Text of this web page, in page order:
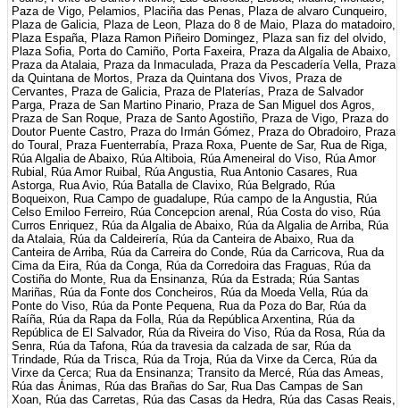
Paza de Vigo, Pelamios, Placiña das Penas, Plaza de alvaro Cunqueiro,
Plaza de Galicia, Plaza de Leon, Plaza do 8 de Maio, Plaza do matadoiro,
Plaza España, Plaza Ramon Piñeiro Domingez, Plaza san fiz del olvido,
Plaza Sofia, Porta do Camiño, Porta Faxeira, Praza da Algalia de Abaixo,
Praza da Atalaia, Praza da Inmaculada, Praza da Pescadería Vella, Praza
da Quintana de Mortos, Praza da Quintana dos Vivos, Praza de
Cervantes, Praza de Galicia, Praza de Platerías, Praza de Salvador
Parga, Praza de San Martino Pinario, Praza de San Miguel dos Agros,
Praza de San Roque, Praza de Santo Agostiño, Praza de Vigo, Praza do
Doutor Puente Castro, Praza do Irmán Gómez, Praza do Obradoiro, Praza
do Toural, Praza Fuenterrabía, Praza Roxa, Puente de Sar, Rua de Riga,
Rúa Algalia de Abaixo, Rúa Altiboia, Rúa Ameneiral do Viso, Rúa Amor
Rubial, Rúa Amor Ruibal, Rúa Angustia, Rua Antonio Casares, Rua
Astorga, Rua Avio, Rúa Batalla de Clavixo, Rúa Belgrado, Rúa
Boqueixon, Rua Campo de guadalupe, Rúa campo de la Angustia, Rúa
Celso Emiloo Ferreiro, Rúa Concepcion arenal, Rúa Costa do viso, Rúa
Curros Enriquez, Rúa da Algalia de Abaixo, Rúa da Algalia de Arriba, Rúa
da Atalaia, Rúa da Caldeirería, Rúa da Canteira de Abaixo, Rua da
Canteira de Arriba, Rúa da Carreira do Conde, Rúa da Carricova, Rua da
Cima da Eira, Rúa da Conga, Rúa da Corredoira das Fraguas, Rúa da
Costiña do Monte, Rua da Ensinanza, Rúa da Estrada; Rúa Santas
Mariñas, Rúa da Fonte dos Concheiros, Rúa da Moeda Vella, Rúa da
Ponte do Viso, Rúa da Ponte Pequena, Rua da Poza do Bar, Rúa da
Raíña, Rúa da Rapa da Folla, Rúa da República Arxentina, Rúa da
República de El Salvador, Rúa da Riveira do Viso, Rúa da Rosa, Rúa da
Senra, Rúa da Tafona, Rúa da travesia da calzada de sar, Rúa da
Trindade, Rúa da Trisca, Rúa da Troja, Rúa da Virxe da Cerca, Rúa da
Virxe da Cerca; Rua da Ensinanza; Transito da Mercé, Rúa das Ameas,
Rúa das Ánimas, Rúa das Brañas do Sar, Rua Das Campas de San
Xoan, Rúa das Carretas, Rúa das Casas da Hedra, Rúa das Casas Reais,